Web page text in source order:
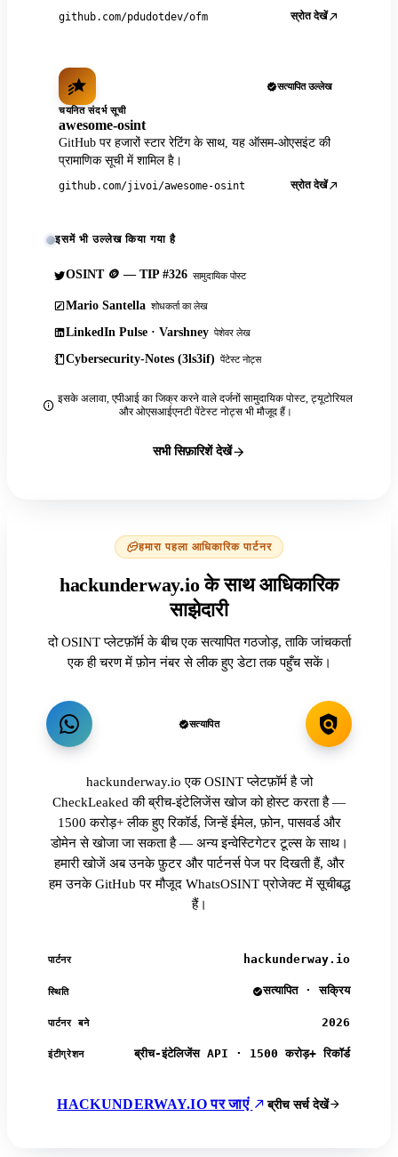
github.com/pdudotdev/ofm स्रोत देखें
सत्यापित उल्लेख
चयनित संदर्भ सूची
awesome-osint
GitHub पर हजारों स्टार रेटिंग के साथ, यह ऑसम-ओएसइंट की
प्रामाणिक सूची में शामिल है।
github.com/jivoi/awesome-osint स्रोत देखें
इसमें भी उल्लेख किया गया है
OSINT 🪙 — TIP #326 सामुदायिक पोस्ट
Mario Santella शोधकर्ता का लेख
LinkedIn Pulse · Varshney पेशेवर लेख
Cybersecurity-Notes (3ls3if) पेंटेस्ट नोट्स
इसके अलावा, एपीआई का जिक्र करने वाले दर्जनों सामुदायिक पोस्ट, ट्यूटोरियल
और ओएसआईएनटी पेंटेस्ट नोट्स भी मौजूद हैं।
सभी सिफ़ारिशें देखें
हमारा पहला आधिकारिक पार्टनर
hackunderway.io के साथ आधिकारिक
साझेदारी
दो OSINT प्लेटफ़ॉर्म के बीच एक सत्यापित गठजोड़, ताकि जांचकर्ता
एक ही चरण में फ़ोन नंबर से लीक हुए डेटा तक पहुँच सकें।
सत्यापित
hackunderway.io एक OSINT प्लेटफ़ॉर्म है जो
CheckLeaked की ब्रीच-इंटेलिजेंस खोज को होस्ट करता है —
1500 करोड़+ लीक हुए रिकॉर्ड, जिन्हें ईमेल, फ़ोन, पासवर्ड और
डोमेन से खोजा जा सकता है — अन्य इन्वेस्टिगेटर टूल्स के साथ।
हमारी खोजें अब उनके फ़ुटर और पार्टनर्स पेज पर दिखती हैं, और
हम उनके GitHub पर मौजूद WhatsOSINT प्रोजेक्ट में सूचीबद्ध
हैं।
पार्टनर hackunderway.io
स्थिति सत्यापित · सक्रिय
पार्टनर बने 2026
इंटीग्रेशन ब्रीच-इंटेलिजेंस API · 1500 करोड़+ रिकॉर्ड
HACKUNDERWAY.IO पर जाएं ब्रीच सर्च देखें